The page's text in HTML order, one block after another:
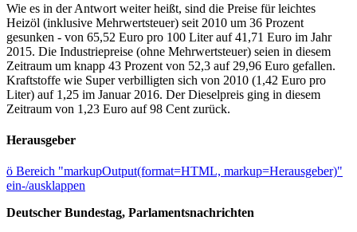
Wie es in der Antwort weiter heißt, sind die Preise für leichtes
Heizöl (inklusive Mehrwertsteuer) seit 2010 um 36 Prozent
gesunken - von 65,52 Euro pro 100 Liter auf 41,71 Euro im Jahr
2015. Die Industriepreise (ohne Mehrwertsteuer) seien in diesem
Zeitraum um knapp 43 Prozent von 52,3 auf 29,96 Euro gefallen.
Kraftstoffe wie Super verbilligten sich von 2010 (1,42 Euro pro
Liter) auf 1,25 im Januar 2016. Der Dieselpreis ging in diesem
Zeitraum von 1,23 Euro auf 98 Cent zurück.
Herausgeber
ö Bereich "markupOutput(format=HTML, markup=Herausgeber)"
ein-/ausklappen
Deutscher Bundestag, Parlamentsnachrichten